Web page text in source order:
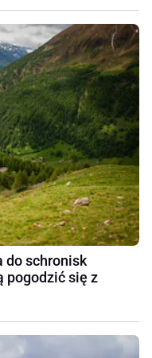
do schronisk
pogodzić się z